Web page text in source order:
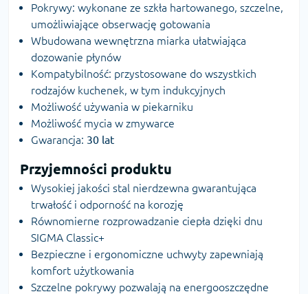
Pokrywy: wykonane ze szkła hartowanego, szczelne,
umożliwiające obserwację gotowania
Wbudowana wewnętrzna miarka ułatwiająca
dozowanie płynów
Kompatybilność: przystosowane do wszystkich
rodzajów kuchenek, w tym indukcyjnych
Możliwość używania w piekarniku
Możliwość mycia w zmywarce
Gwarancja: 30 lat
Przyjemności produktu
Wysokiej jakości stal nierdzewna gwarantująca
trwałość i odporność na korozję
Równomierne rozprowadzanie ciepła dzięki dnu
SIGMA Classic+
Bezpieczne i ergonomiczne uchwyty zapewniają
komfort użytkowania
Szczelne pokrywy pozwalają na energooszczędne